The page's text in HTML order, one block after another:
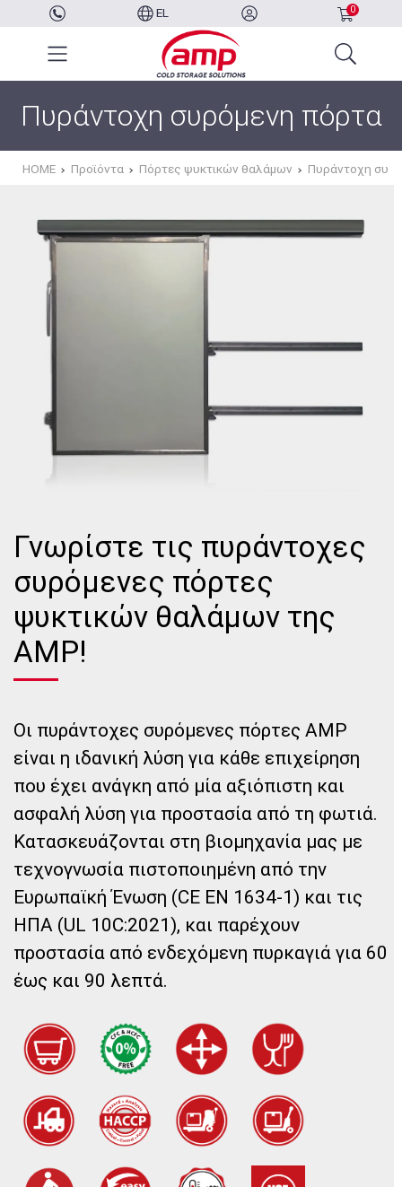
EL 0
Πυράντοχη συρόμενη πόρτα
HOME Προϊόντα Πόρτες ψυκτικών θαλάμων Πυράντοχη
Γνωρίστε τις πυράντοχες
συρόμενες πόρτες
ψυκτικών θαλάμων της
AMP!
Οι πυράντοχες συρόμενες πόρτες AMP
είναι η ιδανική λύση για κάθε επιχείρηση
που έχει ανάγκη από μία αξιόπιστη και
ασφαλή λύση για προστασία από τη φωτιά.
Κατασκευάζονται στη βιομηχανία μας με
τεχνογνωσία πιστοποιημένη από την
Ευρωπαϊκή Ένωση (CE EN 1634-1) και τις
ΗΠΑ (UL 10C:2021), και παρέχουν
προστασία από ενδεχόμενη πυρκαγιά για 60
έως και 90 λεπτά.